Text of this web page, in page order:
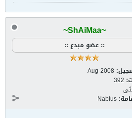
~ShAiMaa~
:: عضو مبدع ::
Aug 2008
392
Nablus